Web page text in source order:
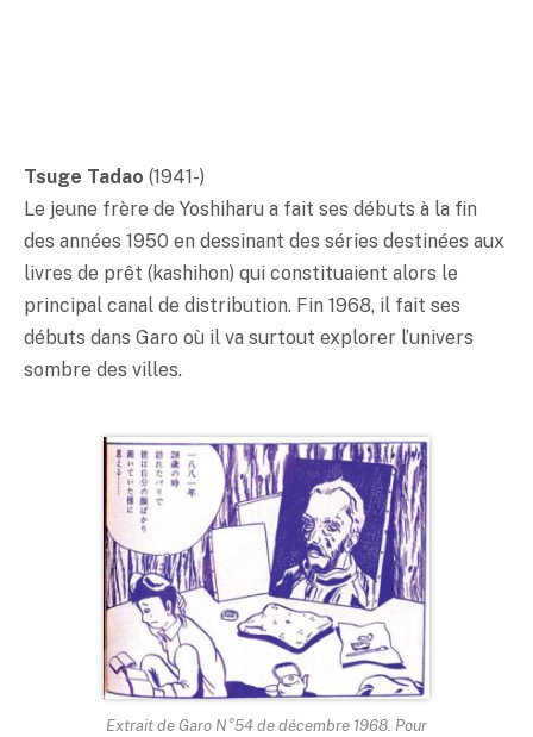
Tsuge Tadao (1941-)
Le jeune frère de Yoshiharu a fait ses débuts à la fin
des années 1950 en dessinant des séries destinées aux
livres de prêt (kashihon) qui constituaient alors le
principal canal de distribution. Fin 1968, il fait ses
débuts dans Garo où il va surtout explorer l’univers
sombre des villes.
Extrait de Garo N°54 de décembre 1968. Pour